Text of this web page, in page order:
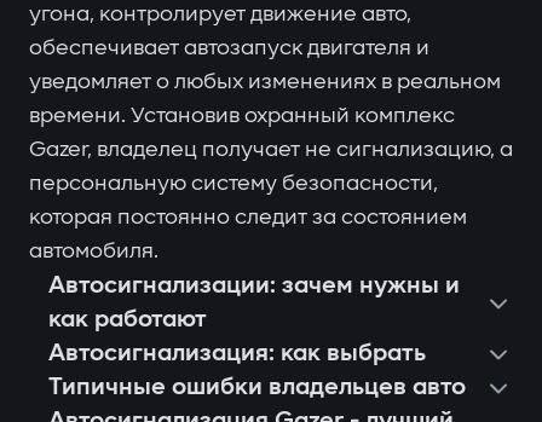
угона, контролирует движение авто,
обеспечивает автозапуск двигателя и
уведомляет о любых изменениях в реальном
времени. Установив охранный комплекс
Gazer, владелец получает не сигнализацию, а
персональную систему безопасности,
которая постоянно следит за состоянием
автомобиля.
Автосигнализации: зачем нужны и
как работают
Автосигнализация: как выбрать
Типичные ошибки владельцев авто